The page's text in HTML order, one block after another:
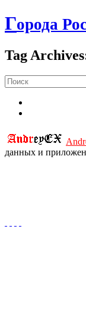
Города
Tag
данных и